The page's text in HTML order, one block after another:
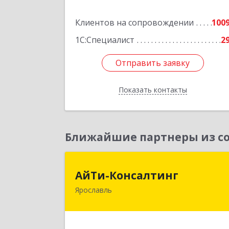
Клиентов на сопровождении
1С:Специалист
Отправить заявку
Показать контакты
Отправить заявку
Назад
Ближайшие партнеры из
АйТи-Консалтинг
Ярославль
150007, Ярославская обл, Ярославль г,